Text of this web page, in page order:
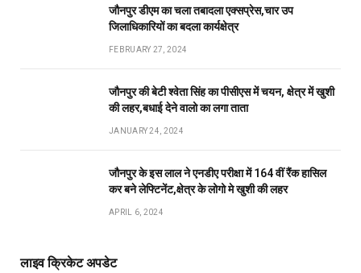
जौनपुर डीएम का चला तबादला एक्सप्रेस,चार उप
जिलाधिकारियों का बदला कार्यक्षेत्र
FEBRUARY 27, 2024
जौनपुर की बेटी श्वेता सिंह का पीसीएस में चयन, क्षेत्र में खुशी
की लहर,बधाई देने वालो का लगा ताता
JANUARY 24, 2024
जौनपुर के इस लाल ने एनडीए परीक्षा में 164 वीं रैंक हासिल
कर बने लेफ्टिनेंट,क्षेत्र के लोगो मे खुशी की लहर
APRIL 6, 2024
लाइव क्रिकेट अपडेट